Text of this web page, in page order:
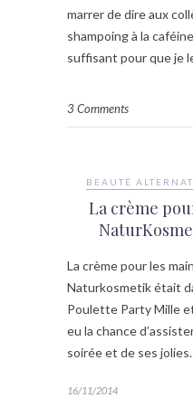
marrer de dire aux
shampoing à la
suffisant pour que je
3 Comments
BEAUTÉ
La crème
La crème pour les
Naturkosmetik était
Poulette Party Mille
eu la chance
soirée et de ses
16/11/2014